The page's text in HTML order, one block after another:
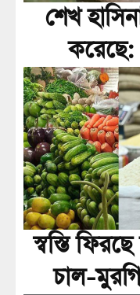
শেখ
করেছে:
স্বস্তি
চাল-